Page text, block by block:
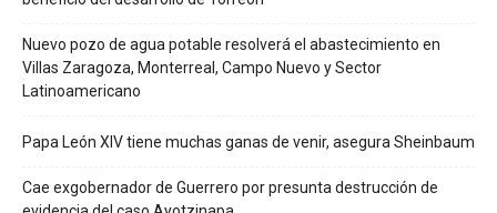
Nuevo pozo de agua potable resolverá el abastecimiento en
Villas Zaragoza, Monterreal, Campo Nuevo y Sector
Latinoamericano
Papa León XIV tiene muchas ganas de venir, asegura Sheinbaum
Cae exgobernador de Guerrero por presunta destrucción de